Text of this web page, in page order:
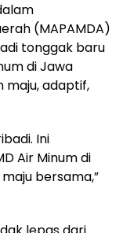
(MAPAMDA)
tonggak baru
di Jawa
maju, adaptif,
Ini
Air Minum di
bersama,”